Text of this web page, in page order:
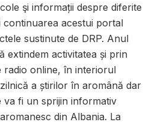
şi informații despre diferite
continuarea acestui portal
sustinute de DRP. Anul
extindem activitatea și prin
radio online, în interiorul
a știrilor în aromână dar
fi un sprijin informativ
din Albania. La